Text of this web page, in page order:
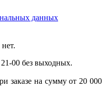
данных
21-00 без выходных.
заказе на сумму от 20 000